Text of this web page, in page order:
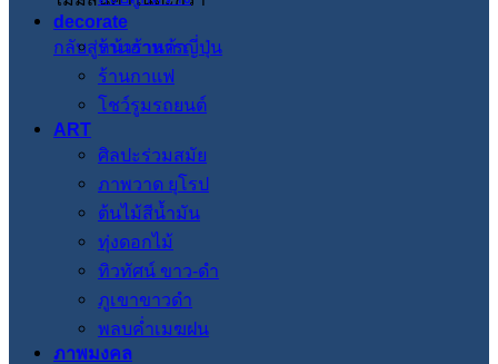
กลับสู่หน้าร้านค้า
decorate
ร้านอาหารญี่ปุ่น
ร้านกาแฟ
โชว์รูมรถยนต์
ART
ศิลปะร่วมสมัย
ภาพวาด ยุโรป
ต้นไม้สีน้ำมัน
ทุ่งดอกไม้
ทิวทัศน์ ขาว-ดำ
ภูเขาขาวดำ
พลบค่ำเมฆฝน
ภาพมงคล